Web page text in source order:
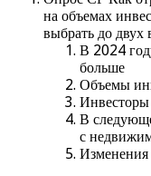
на объемах
выбрать до двух
В 2024
больше
Объемы
Инвесторы
В
с
Изменения